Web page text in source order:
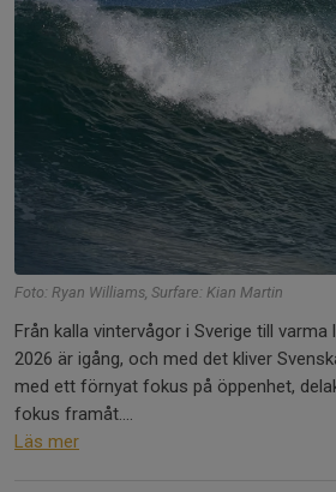
Foto: Ryan Williams, Surfare: Kian Martin
Från kalla vintervågor i Sverige till
2026 är igång, och med det kliver
med ett förnyat fokus på öppenhet,
fokus framåt....
Läs mer